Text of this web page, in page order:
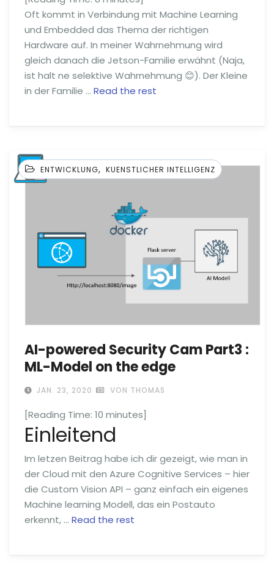
Oft kommt in Verbindung mit Machine Learning
und Embedded das Thema der richtigen
Hardware auf. In meiner Wahrnehmung wird
gleich danach die Jetson-Familie erwähnt (Naja,
ist halt ne selektive Wahrnehmung 😊). Der Kleine
in der Familie … Read the rest
ENTWICKLUNG, KUENSTLICHER INTELLIGENZ
AI-powered Security Cam Part3 :
ML-Model on the edge
JAN. 23, 2020 VON THOMAS
[Reading Time: 10 minutes]
Einleitend
Im letzen Beitrag habe ich dir gezeigt, wie man in
der Cloud mit den Azure Cognitive Services – hier
die Custom Vision API – ganz einfach ein eigenes
Machine learning Modell, das ein Postauto
erkennt, … Read the rest